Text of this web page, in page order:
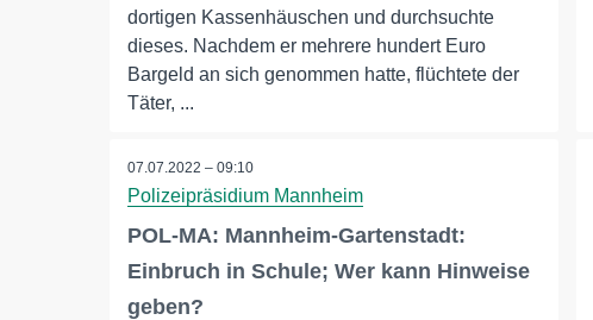
dortigen Kassenhäuschen und durchsuchte
dieses. Nachdem er mehrere hundert Euro
Bargeld an sich genommen hatte, flüchtete der
Täter, ...
07.07.2022 – 09:10
Polizeipräsidium Mannheim
POL-MA: Mannheim-Gartenstadt:
Einbruch in Schule; Wer kann Hinweise
geben?